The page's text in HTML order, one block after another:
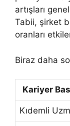
artışları
Tabii, şirket
oranları
Biraz daha
Kariyer
Kıdemli